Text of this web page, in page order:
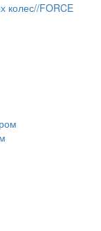
колес//FORCE